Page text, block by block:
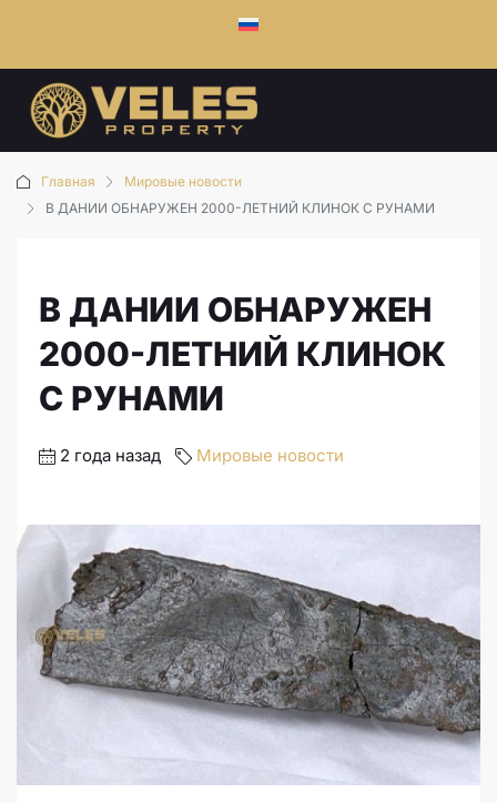
Главная
Мировые новости
В ДАНИИ ОБНАРУЖЕН 2000-ЛЕТНИЙ КЛИНОК С РУНАМИ
В ДАНИИ ОБНАРУЖЕН
2000-ЛЕТНИЙ КЛИНОК
С РУНАМИ
2 года назад Мировые новости